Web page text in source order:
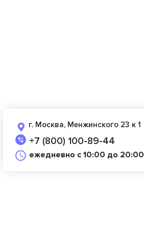
г. Москва, Менжинского 23 к 1
+7 (800) 100-89-44
ежедневно с 10:00 до 20:00